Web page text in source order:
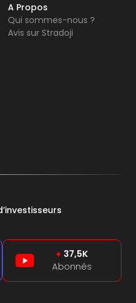
A Propos
Qui sommes-nous ?
Avis sur Stradoji
+ 37,5K
Abonnés